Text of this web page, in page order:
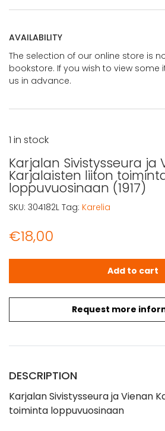
AVAILABILITY
The selection of our online store is
bookstore. If you wish to view
us in advance.
Karjalan Sivistysseura ja
Karjalaisten liiton
loppuvuosinaan (1917)
€18,00
Request more
1 in stock
Karjalan Sivistysseura ja Vienan
Add to cart
SKU: 304182L Tag: Karelia
DESCRIPTION
Karjalan Sivistysseura ja Vienan
toiminta loppuvuosinaan